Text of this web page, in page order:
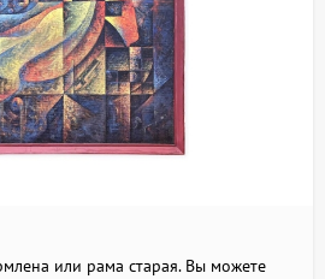
или рама старая. Вы можете